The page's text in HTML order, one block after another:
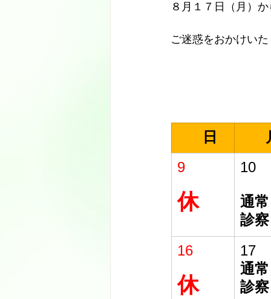
８月１７日（月）
ご迷惑をおかけい
日
9
休
10
通常
診察
16
休
17
通常
診察